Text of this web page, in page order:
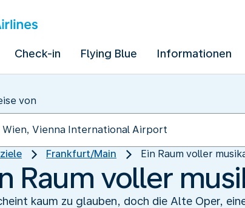
Check-in Flying Blue Informationen
von
Frankfurt/Main Ein Raum voller
Raum voller
kaum zu glauben, doch die Alte Oper,